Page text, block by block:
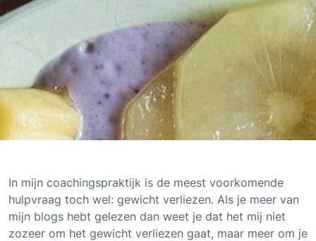
In mijn coachingspraktijk is de meest voorkomende
hulpvraag toch wel: gewicht verliezen. Als je meer van
mijn blogs hebt gelezen dan weet je dat het mij niet
zozeer om het gewicht verliezen gaat, maar meer om je